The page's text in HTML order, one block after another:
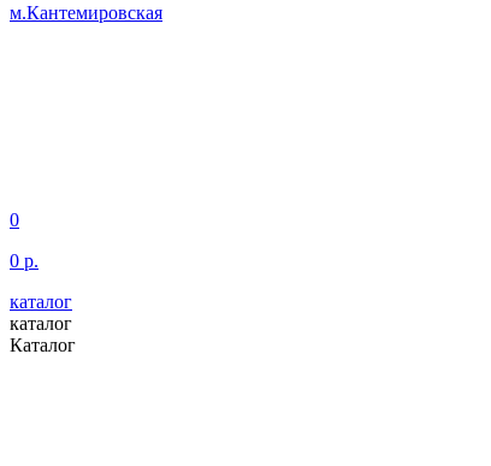
м.Кантемировская
0
0 р.
каталог
каталог
Каталог